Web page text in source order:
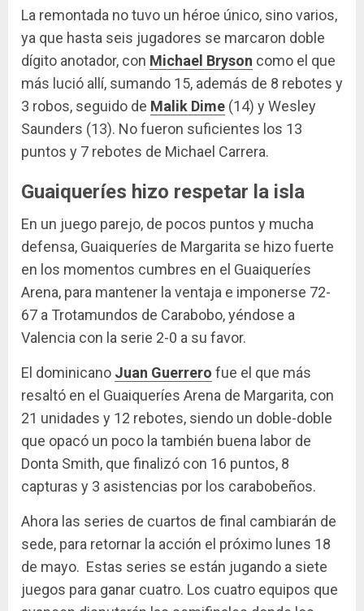
La remontada no tuvo un héroe único, sino varios,
ya que hasta seis jugadores se marcaron doble
dígito anotador, con Michael Bryson como el que
más lució allí, sumando 15, además de 8 rebotes y
3 robos, seguido de Malik Dime (14) y Wesley
Saunders (13). No fueron suficientes los 13
puntos y 7 rebotes de Michael Carrera.
Guaiqueríes hizo respetar la isla
En un juego parejo, de pocos puntos y mucha
defensa, Guaiqueríes de Margarita se hizo fuerte
en los momentos cumbres en el Guaiqueríes
Arena, para mantener la ventaja e imponerse 72-
67 a Trotamundos de Carabobo, yéndose a
Valencia con la serie 2-0 a su favor.
El dominicano Juan Guerrero fue el que más
resaltó en el Guaiqueríes Arena de Margarita, con
21 unidades y 12 rebotes, siendo un doble-doble
que opacó un poco la también buena labor de
Donta Smith, que finalizó con 16 puntos, 8
capturas y 3 asistencias por los carabobeños.
Ahora las series de cuartos de final cambiarán de
sede, para retornar la acción el próximo lunes 18
de mayo. Estas series se están jugando a siete
juegos para ganar cuatro. Los cuatro equipos que